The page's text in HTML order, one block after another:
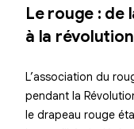
Le rouge : de
à la révolution
L’association du
pendant la
le drapeau rouge